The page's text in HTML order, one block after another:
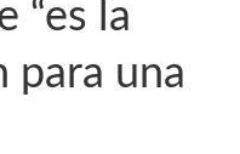
“es la
para una